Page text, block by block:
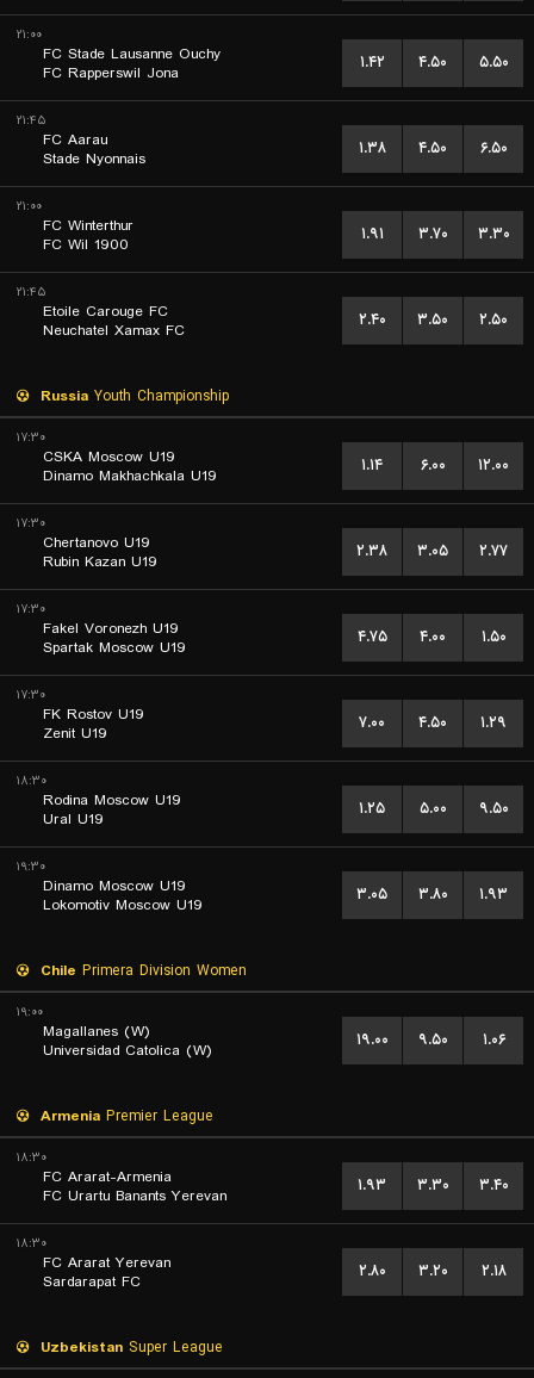
۲۱:۰۰
FC Stade Lausanne Ouchy
FC Rapperswil Jona
۱.۴۲ ۴.۵۰ ۵.۵۰
۲۱:۴۵
FC Aarau
Stade Nyonnais
۱.۳۸ ۴.۵۰ ۶.۵۰
۲۱:۰۰
FC Winterthur
FC Wil 1900
۱.۹۱ ۳.۷۰ ۳.۳۰
۲۱:۴۵
Etoile Carouge FC
Neuchatel Xamax FC
۲.۴۰ ۳.۵۰ ۲.۵۰
Russia Youth Championship
۱۷:۳۰
CSKA Moscow U19
Dinamo Makhachkala U19
۱.۱۴ ۶.۰۰ ۱۲.۰۰
۱۷:۳۰
Chertanovo U19
Rubin Kazan U19
۲.۳۸ ۳.۰۵ ۲.۷۷
۱۷:۳۰
Fakel Voronezh U19
Spartak Moscow U19
۴.۷۵ ۴.۰۰ ۱.۵۰
۱۷:۳۰
FK Rostov U19
Zenit U19
۷.۰۰ ۴.۵۰ ۱.۲۹
۱۸:۳۰
Rodina Moscow U19
Ural U19
۱.۲۵ ۵.۰۰ ۹.۵۰
۱۹:۳۰
Dinamo Moscow U19
Lokomotiv Moscow U19
۳.۰۵ ۳.۸۰ ۱.۹۳
Chile Primera Division Women
۱۹:۰۰
Magallanes (W)
Universidad Catolica (W)
۱۹.۰۰ ۹.۵۰ ۱.۰۶
Armenia Premier League
۱۸:۳۰
FC Ararat-Armenia
FC Urartu Banants Yerevan
۱.۹۳ ۳.۳۰ ۳.۴۰
۱۸:۳۰
FC Ararat Yerevan
Sardarapat FC
۲.۸۰ ۳.۲۰ ۲.۱۸
Uzbekistan Super League